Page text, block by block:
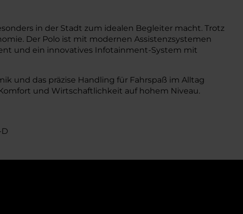
in der Stadt zum idealen Begleiter macht. Trotz
Der Polo ist mit modernen Assistenzsystemen
und ein innovatives Infotainment-System mit
und das präzise Handling für Fahrspaß im Alltag
und Wirtschaftlichkeit auf hohem Niveau.